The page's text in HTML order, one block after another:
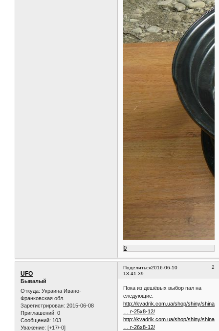
0
Поделиться 2
2016-06-10
13:41:39
UFO
Бывалый
Откуда: Украина Ивано-
Франковская обл.
Зарегистрирован: 2015-06-08
Приглашений: 0
Сообщений: 103
Уважение: [+17/-0]
Пока из дешёвых выбор пал на
следующие:
http://kvadrik.com.ua/shop/shiny/shina-
… r-25x8-12/
http://kvadrik.com.ua/shop/shiny/shina-
… r-26x8-12/